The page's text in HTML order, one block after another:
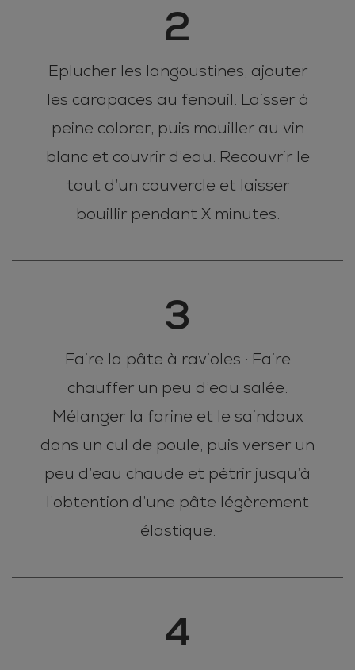
2
Eplucher les langoustines, ajouter
les carapaces au fenouil. Laisser à
peine colorer, puis mouiller au vin
blanc et couvrir d’eau. Recouvrir le
tout d’un couvercle et laisser
bouillir pendant X minutes.
3
Faire la pâte à ravioles : Faire
chauffer un peu d’eau salée.
Mélanger la farine et le saindoux
dans un cul de poule, puis verser un
peu d’eau chaude et pétrir jusqu’à
l’obtention d’une pâte légèrement
élastique.
4